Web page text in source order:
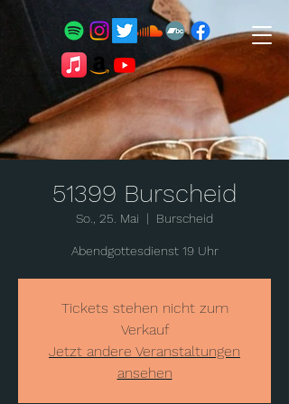
51399 Burscheid
So., 25. Mai
  |
Burscheid
Abendgottesdienst 19 Uhr
Tickets stehen nicht zum
Verkauf
Jetzt andere Veranstaltungen
ansehen